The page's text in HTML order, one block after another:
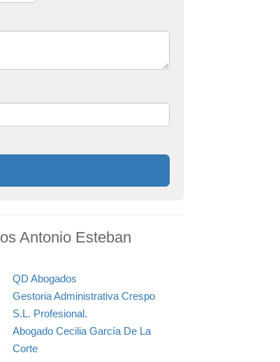
Antonio Esteban
QD Abogados
Gestoria Administrativa Crespo
S.L. Profesional.
Abogado Cecilia García De La
Corte